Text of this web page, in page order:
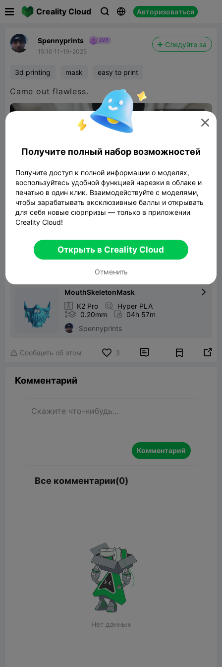
Creality Cloud   Авторизоваться
Spennyprints
15:10 11-19-2025
Следуйте за
3d printing mask easy to print
Came out flawless.
00:11

38.16MB Связанные 3D модели
MouthSkeletonMask 
 K2 Pro  Hyper PLA
 0.20mm  04h 57m
Spennyprints
 Сообщить об этом 3  
Комментарий
Комментарий
Все комментарии(0)
Нет данных

Получите полный набор возможностей
Получите доступ к полной информации о моделях,
воспользуйтесь удобной функцией нарезки в облаке и
печатью в один клик. Взаимодействуйте с моделями,
чтобы зарабатывать эксклюзивные баллы и открывать
для себя новые сюрпризы — только в приложении
Creality Cloud!
Открыть в Creality Cloud
Отменить